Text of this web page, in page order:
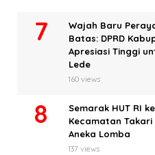
Wajah Baru
Batas: DPRD
Apresiasi Tinggi
Lede
160 views
Semarak HUT RI
Kecamatan
Aneka Lomba
137 views